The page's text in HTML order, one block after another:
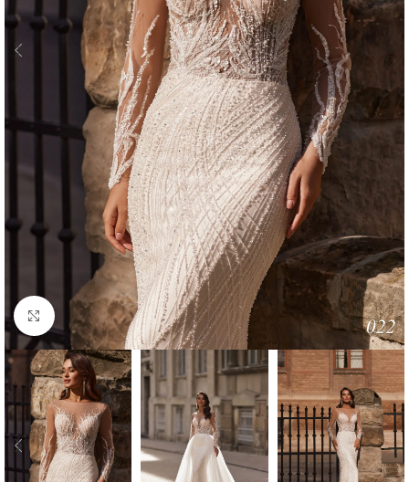
Faceți click pentru a mări